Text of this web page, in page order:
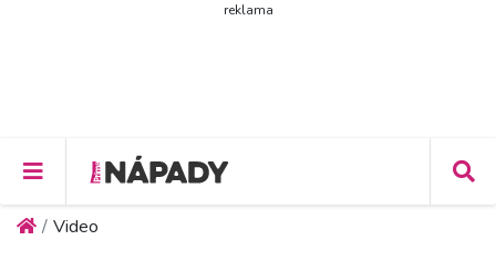
reklama
Video